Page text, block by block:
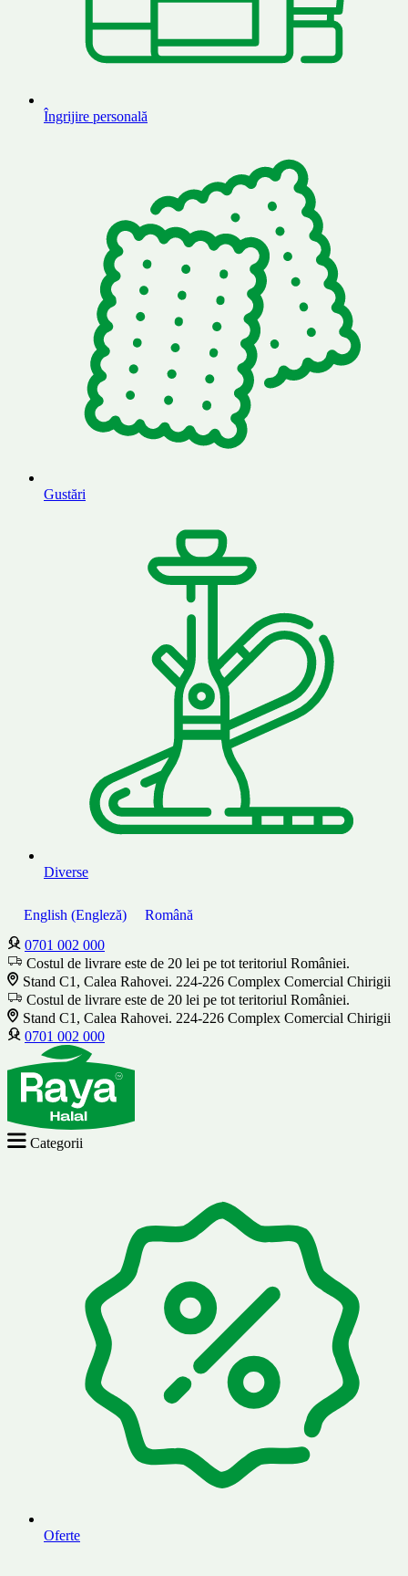
Îngrijire personală
Gustări
Diverse
English (Engleză)
Română
0701 002 000
Costul de livrare este de 20 lei pe tot teritoriul României.
Stand C1, Calea Rahovei. 224-226 Complex Comercial Chirigii
Costul de livrare este de 20 lei pe tot teritoriul României.
Stand C1, Calea Rahovei. 224-226 Complex Comercial Chirigii
0701 002 000
Categorii
Oferte